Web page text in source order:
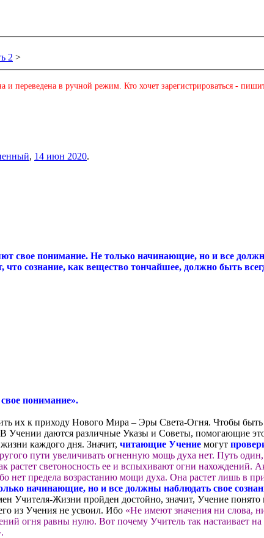
2 >
переведена в ручной режим. Кто хочет зарегистрироваться -
, 14 июн 2020.
свое понимание. Не только начинающие, но и все
сознание, как вещество тончайшее, должно быть
понимание».
их к приходу Нового Мира – Эры Света-Огня. Чтобы
Учении даются различные Указы и Советы, помогающие
каждого дня. Значит, читающие Учение могут
пути увеличивать огненную мощь духа нет. Путь
растет светоносность ее и вспыхивают огни нахождений.
нет предела возрастанию мощи духа. Она растет лишь в
начинающие, но и все должны наблюдать свое
Учителя-Жизни пройден достойно, значит, Учение
из Учения не усвоил. Ибо «Не имеют значения ни слова,
огня равны нулю. Вот почему Учитель так настаивает